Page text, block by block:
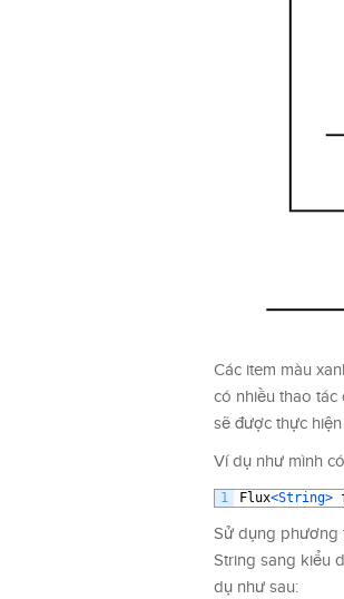
Các item màu
có nhiều thao tác
sẽ được thực
Ví dụ như mình
1 Flux<String>
Sử dụng phương
String sang kiểu
dụ như sau: